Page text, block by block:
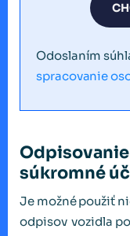
Odoslaním
spracovanie
súkromné
Je možné použiť
odpisov vozidla